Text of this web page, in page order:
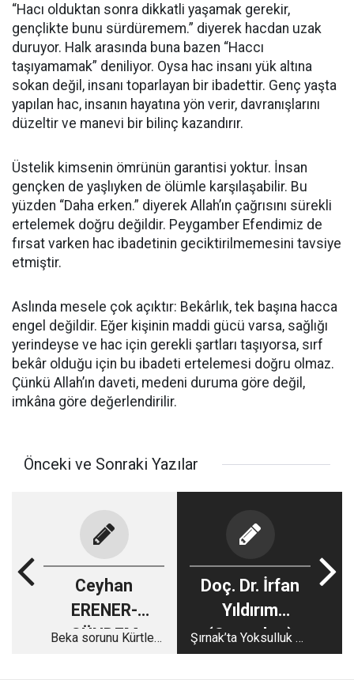
“Hacı olduktan sonra dikkatli yaşamak gerekir,
gençlikte bunu sürdüremem.” diyerek hacdan uzak
duruyor. Halk arasında buna bazen “Haccı
taşıyamamak” deniliyor. Oysa hac insanı yük altına
sokan değil, insanı toparlayan bir ibadettir. Genç yaşta
yapılan hac, insanın hayatına yön verir, davranışlarını
düzeltir ve manevi bir bilinç kazandırır.
Üstelik kimsenin ömrünün garantisi yoktur. İnsan
gençken de yaşlıyken de ölümle karşılaşabilir. Bu
yüzden “Daha erken.” diyerek Allah’ın çağrısını sürekli
ertelemek doğru değildir. Peygamber Efendimiz de
fırsat varken hac ibadetinin geciktirilmemesini tavsiye
etmiştir.
Aslında mesele çok açıktır: Bekârlık, tek başına hacca
engel değildir. Eğer kişinin maddi gücü varsa, sağlığı
yerindeyse ve hac için gerekli şartları taşıyorsa, sırf
bekâr olduğu için bu ibadeti ertelemesi doğru olmaz.
Çünkü Allah’ın daveti, medeni duruma göre değil,
imkâna göre değerlendirilir.
Önceki ve Sonraki Yazılar
Ceyhan
ERENER-
GÜNDEM
Beka sorunu Kürtler
Doç. Dr. İrfan
Yıldırım
(Sosyolog)
Şırnak’ta Yoksulluk Bir
Kader mi?